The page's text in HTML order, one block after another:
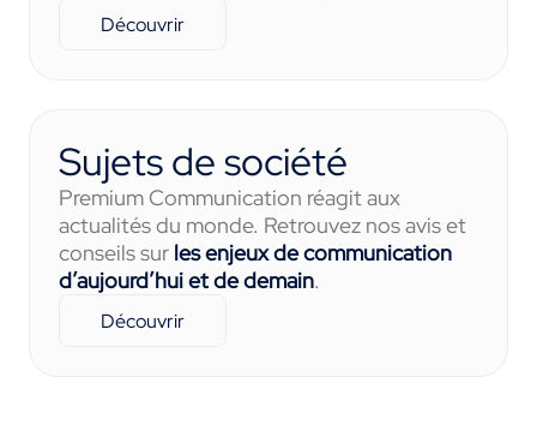
Découvrir
Sujets de société
Premium Communication réagit aux
actualités du monde. Retrouvez nos avis et
conseils sur les enjeux de communication
d’aujourd’hui et de demain.
Découvrir